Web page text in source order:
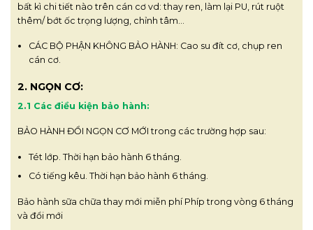
bất kì chi tiết nào trên cán cơ vd: thay ren, làm lại PU, rút ruột
thêm/ bớt ốc trọng lượng, chỉnh tâm…
CÁC BỘ PHẬN KHÔNG BẢO HÀNH: Cao su đít cơ, chụp ren
cán cơ.
2. NGỌN CƠ:
2.1 Các điều kiện bảo hành:
BẢO HÀNH ĐỔI NGỌN CƠ MỚI trong các trường hợp sau:
Tét lớp. Thời hạn bảo hành 6 tháng.
Có tiếng kêu. Thời hạn bảo hành 6 tháng.
Bảo hành sữa chữa thay mới miễn phí Phíp trong vòng 6 tháng
và đổi mới